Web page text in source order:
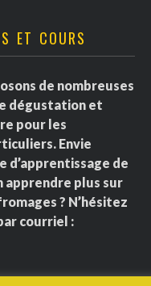
ET COURS
de nombreuses
dégustation et
pour les
Envie
d’apprentissage de
apprendre plus sur
? N’hésitez
courriel :